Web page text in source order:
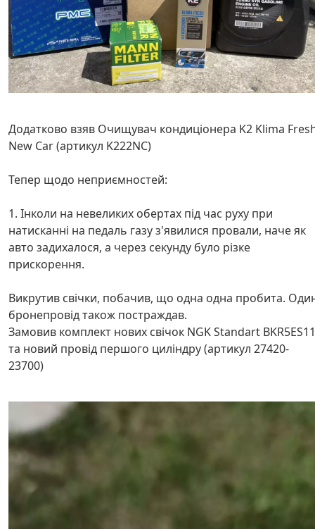
Додатково взяв Очищувач кондиціонера K2 Klima
New Car (артикул K222NC)
Тепер щодо неприємностей:
1. Інколи на невеликих обертах під час руху при
натисканні на педаль газу з'явилися провали, наче як
авто задихалося, а через секунду було різке
прискорення.
Викрутив свічки, побачив, що одна одна пробита.
бронепровід також постраждав.
Замовив комплект нових свічок NGK Standart BKR5ES11
та новий провід першого циліндру (артикул 27420-
23700)